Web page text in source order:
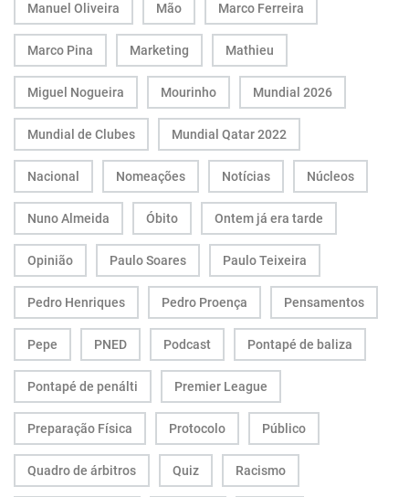
Manuel Oliveira Mão Marco Ferreira
Marco Pina Marketing Mathieu
Miguel Nogueira Mourinho Mundial 2026
Mundial de Clubes Mundial Qatar 2022
Nacional Nomeações Notícias Núcleos
Nuno Almeida Óbito Ontem já era tarde
Opinião Paulo Soares Paulo Teixeira
Pedro Henriques Pedro Proença Pensamentos
Pepe PNED Podcast Pontapé de baliza
Pontapé de penálti Premier League
Preparação Física Protocolo Público
Quadro de árbitros Quiz Racismo